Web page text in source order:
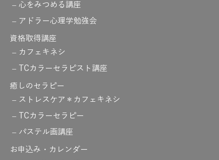
心をみつめる講座
アドラー心理学勉強会
資格取得講座
カフェキネシ
TCカラーセラピスト講座
癒しのセラピー
ストレスケア＊カフェキネシ
TCカラーセラピー
パステル画講座
お申込み・カレンダー